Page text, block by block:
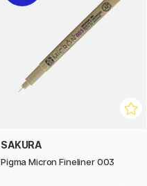
SAKURA
Pigma Micron Fineliner 003